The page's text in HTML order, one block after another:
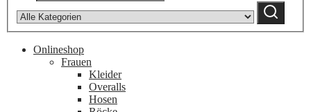
category:
Suchen
Onlineshop
Frauen
Kleider
Overalls
Hosen